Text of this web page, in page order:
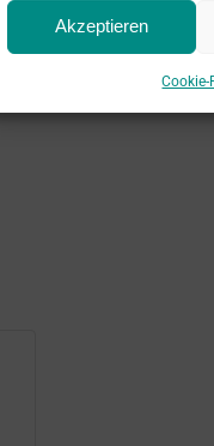
Akzeptieren
Cookie-